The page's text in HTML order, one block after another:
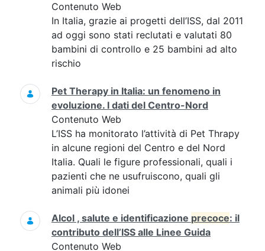
Contenuto Web
In Italia, grazie ai progetti dell’ISS, dal 2011
ad oggi sono stati reclutati e valutati 80
bambini di controllo e 25 bambini ad alto
rischio
Pet Therapy in Italia: un fenomeno in
evoluzione. I dati del Centro-Nord
Contenuto Web
L’ISS ha monitorato l’attività di Pet Thrapy
in alcune regioni del Centro e del Nord
Italia. Quali le figure professionali, quali i
pazienti che ne usufruiscono, quali gli
animali più idonei
Alcol , salute e identificazione precoce: il
contributo dell’ISS alle Linee Guida
Contenuto Web